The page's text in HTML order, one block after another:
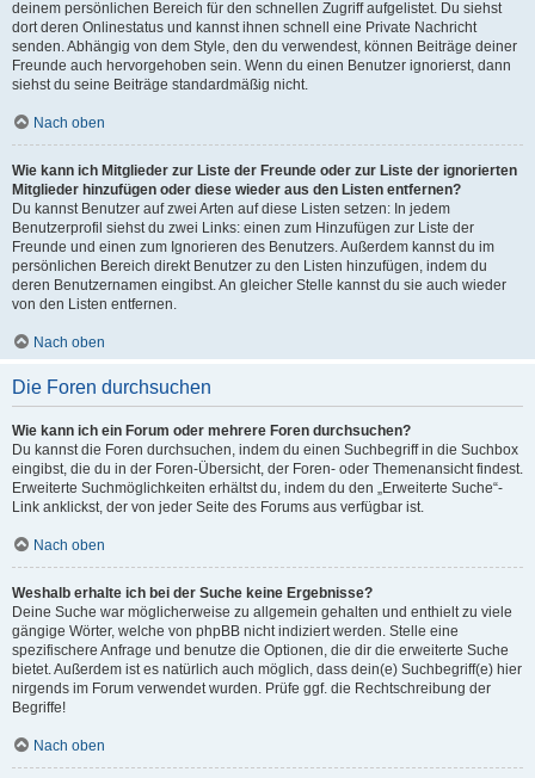
deinem persönlichen Bereich für den schnellen Zugriff aufgelistet. Du siehst
dort deren Onlinestatus und kannst ihnen schnell eine Private Nachricht
senden. Abhängig von dem Style, den du verwendest, können Beiträge deiner
Freunde auch hervorgehoben sein. Wenn du einen Benutzer ignorierst, dann
siehst du seine Beiträge standardmäßig nicht.
Nach oben
Wie kann ich Mitglieder zur Liste der Freunde oder zur Liste der ignorierten
Mitglieder hinzufügen oder diese wieder aus den Listen entfernen?
Du kannst Benutzer auf zwei Arten auf diese Listen setzen: In jedem
Benutzerprofil siehst du zwei Links: einen zum Hinzufügen zur Liste der
Freunde und einen zum Ignorieren des Benutzers. Außerdem kannst du im
persönlichen Bereich direkt Benutzer zu den Listen hinzufügen, indem du
deren Benutzernamen eingibst. An gleicher Stelle kannst du sie auch wieder
von den Listen entfernen.
Nach oben
Die Foren durchsuchen
Wie kann ich ein Forum oder mehrere Foren durchsuchen?
Du kannst die Foren durchsuchen, indem du einen Suchbegriff in die Suchbox
eingibst, die du in der Foren-Übersicht, der Foren- oder Themenansicht findest.
Erweiterte Suchmöglichkeiten erhältst du, indem du den „Erweiterte Suche“-
Link anklickst, der von jeder Seite des Forums aus verfügbar ist.
Nach oben
Weshalb erhalte ich bei der Suche keine Ergebnisse?
Deine Suche war möglicherweise zu allgemein gehalten und enthielt zu viele
gängige Wörter, welche von phpBB nicht indiziert werden. Stelle eine
spezifischere Anfrage und benutze die Optionen, die dir die erweiterte Suche
bietet. Außerdem ist es natürlich auch möglich, dass dein(e) Suchbegriff(e) hier
nirgends im Forum verwendet wurden. Prüfe ggf. die Rechtschreibung der
Begriffe!
Nach oben